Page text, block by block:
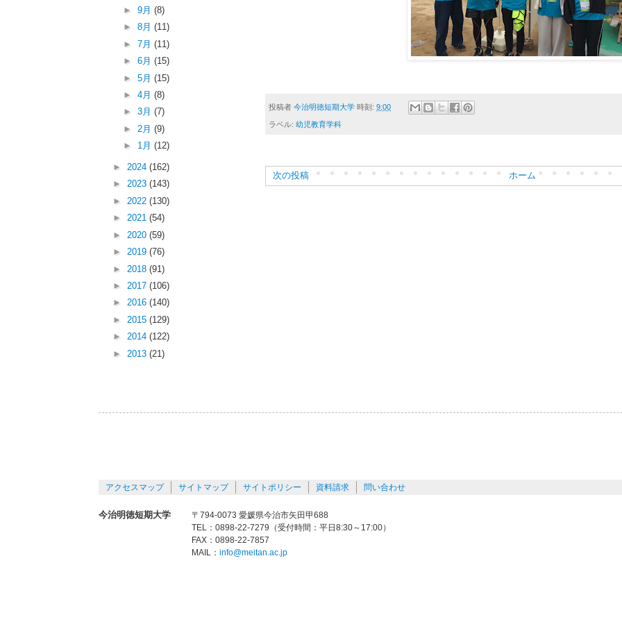
投稿者 今治明徳短期大学 時刻: 9:00
ラベル: 幼児教育学科
次の投稿 ホーム
►9月(8)
►8月(11)
►7月(11)
►6月(15)
►5月(15)
►4月(8)
►3月(7)
►2月(9)
► 1月(12)
► 2024 (162)
► 2023 (143)
► 2022 (130)
► 2021 (54)
► 2020 (59)
► 2019 (76)
► 2018 (91)
► 2017 (106)
► 2016 (140)
► 2015 (129)
► 2014 (122)
► 2013 (21)
アクセスマップ サイトマップ サイトポリシー 資料請求 問い合わせ
今治明徳短期大学
〒794-0073 愛媛県今治市矢田甲688
TEL：0898-22-7279（受付時間：平日8:30～17:00）
FAX：0898-22-7857
MAIL： info@meitan.ac.jp